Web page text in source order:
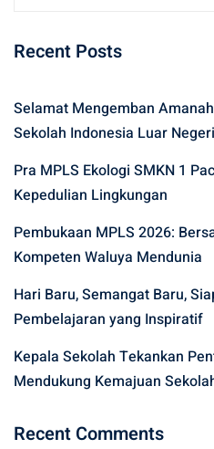
Recent Posts
Selamat Mengemban
Sekolah Indonesia Luar
Pra MPLS Ekologi SMKN 1
Kepedulian Lingkungan
Pembukaan MPLS 2026:
Kompeten Waluya Mendunia
Hari Baru, Semangat Baru,
Pembelajaran yang Inspiratif
Kepala Sekolah Tekankan
Mendukung Kemajuan
Recent Comments